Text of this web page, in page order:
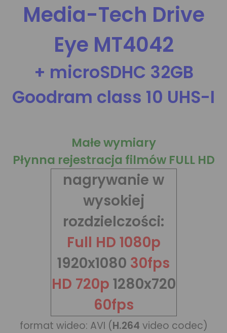
Media-Tech Drive
Eye MT4042
+ microSDHC 32GB
Goodram class 10 UHS-I
Małe wymiary
Płynna rejestracja filmów FULL HD
nagrywanie w
wysokiej
rozdzielczości:
Full HD 1080p
1920x1080 30fps
HD 720p 1280x720
60fps
format wideo: AVI (H.264 video codec)